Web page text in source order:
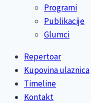
Programi
Publikacije
Glumci
Repertoar
Kupovina ulaznica
Timeline
Kontakt